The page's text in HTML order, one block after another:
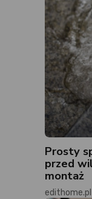
Prosty
przed
montaż
edithome.pl